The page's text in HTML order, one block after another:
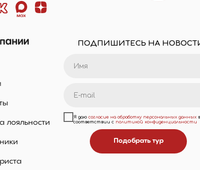
лояльности
Я даю согласие на обработку персональных данных в
соответствии с политикой конфиденциальности
Подобрать тур
ПОДПИШИТЕСЬ НА